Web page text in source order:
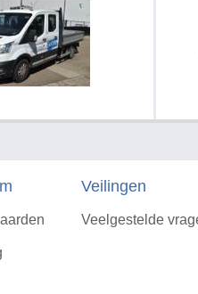
Veilingen
Veelgestelde